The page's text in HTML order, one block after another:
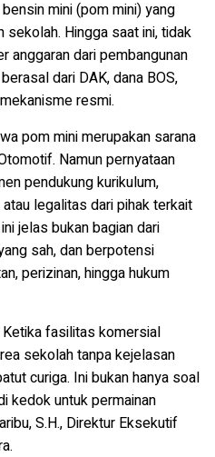
mini (pom mini) yang
sekolah. Hingga saat ini, tidak
anggaran dari pembangunan
dari DAK, dana BOS,
resmi.
pom mini merupakan sarana
Namun pernyataan
pendukung kurikulum,
legalitas dari pihak terkait
jelas bukan bagian dari
sah, dan berpotensi
perizinan, hingga hukum
Ketika fasilitas komersial
sekolah tanpa kejelasan
curiga. Ini bukan hanya soal
kedok untuk permainan
S.H., Direktur Eksekutif